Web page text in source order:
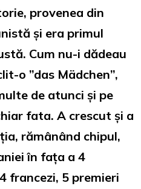
provenea din
și era primul
Cum nu-i dădeau
o ”das Mädchen”,
de atunci și pe
fata. A crescut și a
rămânând chipul,
în fața a 4
francezi, 5 premieri